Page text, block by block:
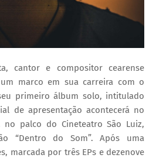
cantor e compositor cearense
um marco em sua carreira com o
primeiro álbum solo, intitulado
de apresentação acontecerá no
palco do Cineteatro São Luiz,
“Dentro do Som”. Após uma
marcada por três EPs e dezenove